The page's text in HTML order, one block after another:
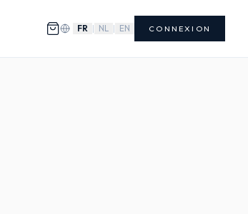
FR | NL | EN CONNEXION